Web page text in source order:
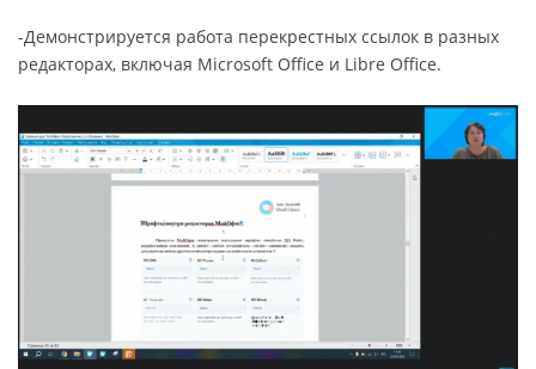
-Демонстрируется работа перекрестных ссылок в разных
редакторах, включая Microsoft Office и Libre Office.